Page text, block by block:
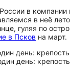
в
в неё
гуляя по
в Псков на март.